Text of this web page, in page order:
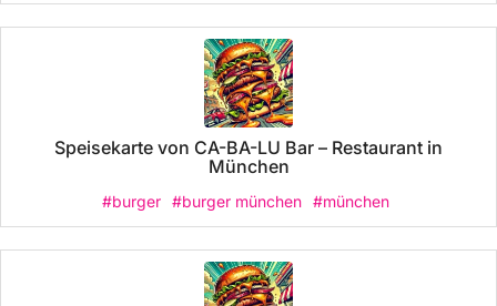
Speisekarte von CA-BA-LU Bar – Restaurant in
München
#burger #burger münchen #münchen